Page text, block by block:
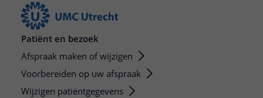
Patiënt en bezoek
Afspraak maken of wijzigen
Voorbereiden op uw afspraak
Wijzigen patiëntgegevens